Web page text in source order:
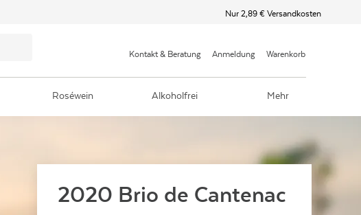
Nur 2,89 € Versandkosten
Kontakt & Beratung Anmeldung Warenkorb
Roséwein Alkoholfrei Mehr
2020 Brio de Cantenac